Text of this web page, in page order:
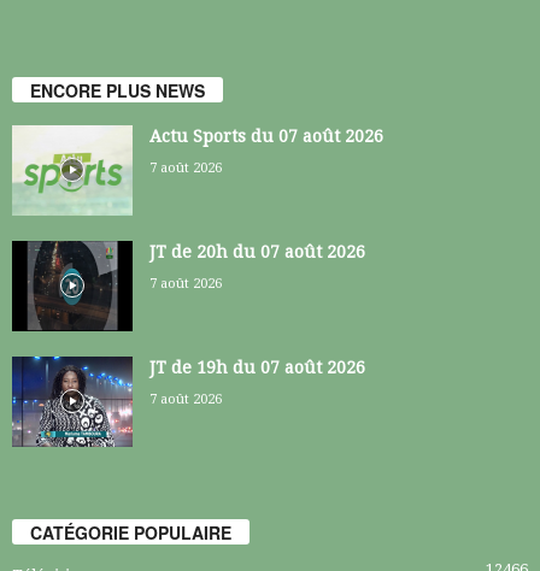
ENCORE PLUS NEWS
Actu Sports du 07 août 2026
7 août 2026
JT de 20h du 07 août 2026
7 août 2026
JT de 19h du 07 août 2026
7 août 2026
CATÉGORIE POPULAIRE